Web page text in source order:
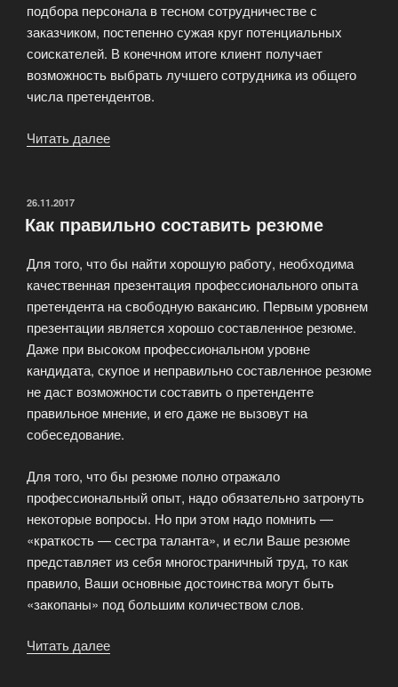
подбора персонала в тесном сотрудничестве с
заказчиком, постепенно сужая круг потенциальных
соискателей. В конечном итоге клиент получает
возможность выбрать лучшего сотрудника из общего
числа претендентов.
Читать далее
ОПУБЛИКОВАНО
26.11.2017
Как правильно составить резюме
Для того, что бы найти хорошую работу, необходима
качественная презентация профессионального опыта
претендента на свободную вакансию. Первым уровнем
презентации является хорошо составленное резюме.
Даже при высоком профессиональном уровне
кандидата, скупое и неправильно составленное резюме
не даст возможности составить о претенденте
правильное мнение, и его даже не вызовут на
собеседование.
Для того, что бы резюме полно отражало
профессиональный опыт, надо обязательно затронуть
некоторые вопросы. Но при этом надо помнить —
«краткость — сестра таланта», и если Ваше резюме
представляет из себя многостраничный труд, то как
правило, Ваши основные достоинства могут быть
«закопаны» под большим количеством слов.
Читать далее